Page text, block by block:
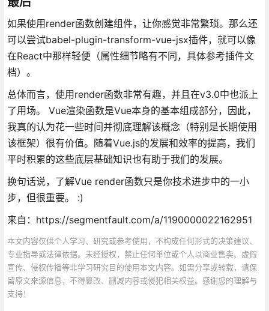
如果使用render函数创建组件，让你感觉非常繁琐。那么还
可以尝试babel-plugin-transform-vue-jsx插件，就可以像
在React中那样轻便（属性细节略有不同，具体参考插件文
档）。
总体而言，使用render函数非常有趣，并且在v3.0中也派上
了用场。 Vue渲染函数是Vue本身的基本组成部分，因此，
我真的认为花一些时间并彻底理解该概念（特别是长期使用
该框架）很有价值。随着Vue.js的发展和效率的提高，我们
平时积累的这些底层基础知识也有助于我们的发展。
换句话说，了解Vue render函数只是你技术进步中的一小
步，但很重要。 :)
来自：https://segmentfault.com/a/1190000022162951
本文内容仅供个人学习、研究或参考使用，不构成任何形式的决策建议、
专业指导或法律依据。未经授权，禁止任何单位或个人以商业售卖、虚假
宣传、侵权传播等非学习研究目的使用本文内容。如需分享或转载，请保
留原文来源信息，不得篡改、删减内容或侵犯相关权益。感谢您的理解与
支持！